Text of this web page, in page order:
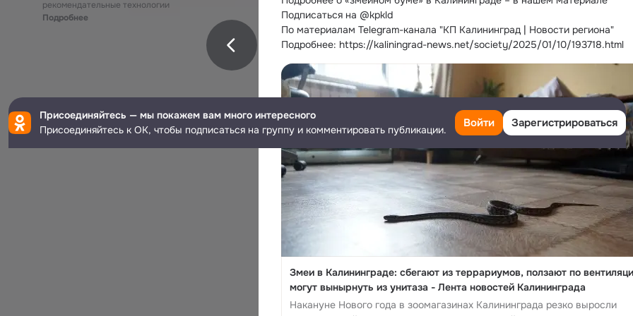
Подписаться на @kpkld
По материалам Telegram-канала "КП Калининград | Новости региона"
Подробнее: https://kaliningrad-news.net/society/2025/01/10/193718.html
Змеи в Калининграде: сбегают из террариумов, ползают по
могут вынырнуть из унитаза - Лента новостей Калининграда
Накануне Нового года в зоомагазинах Калининграда резко выросли
рекомендательные технологии
Подробнее
Присоединяйтесь — мы покажем вам много интересного
Присоединяйтесь к ОК, чтобы подписаться на группу и комментировать публикации.
Войти Зарегистрироваться